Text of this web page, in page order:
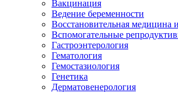
Вакцинация
Ведение беременности
Восстановительная медицина
Вспомогательные
Гастроэнтерология
Гематология
Гемостазиология
Генетика
Дерматовенерология